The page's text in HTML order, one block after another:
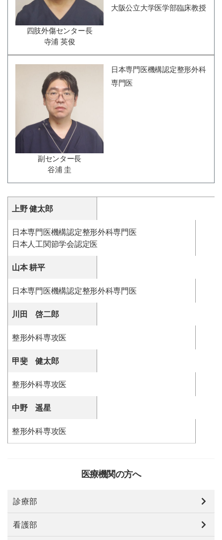
医療機関の方へ
診療部
看護部
四肢外傷センター長
寺浦 英俊
大阪公立大学医学部臨床教授
副センター長
谷浦 圭
日本専門医機構認定整形外科
専門医
上野 健太郎
日本専門医機構認定整形外科専門医
日本人工関節学会認定医
山本 耕平
日本専門医機構認定整形外科専門医
川田 啓二郎
整形外科専攻医
甲斐 健太郎
整形外科専攻医
中野 遥星
整形外科専攻医